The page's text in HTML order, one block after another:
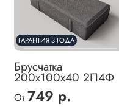
ГАРАНТИЯ 3 ГОДА
Брусчатка
200х100х40 2П4Ф
От 749 р.